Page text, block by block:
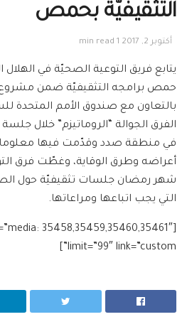
التثقيفيّة بحمص
أكتوبر 2, 2017 1 min read
يتابع فريق التوعية الصحيّة في الهلال
حمص برامجه التثقيفيّة ضمن مشروع
بالتعاون مع صندوق الأمم المتحدة
الفرق الجوالة “الروماتيزم” خلال
في منطقة صدد وقدّمت فيها
أعراضه وطرق الوقاية، وغطّت فرق
شهر رمضان جلسات تثقيفيّة حول
التي يجب اتباعها ومراعاتها.
35458,35459,35460,35461″
limit=”99″ link=”custom”]